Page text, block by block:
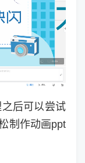
后可以尝试
制作动画ppt